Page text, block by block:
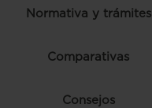
Normativa y trámites
Comparativas
Consejos